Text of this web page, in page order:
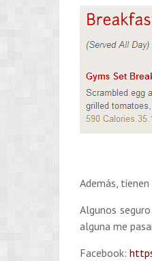
Además, tienen
Algunos
alguna me
Facebook: